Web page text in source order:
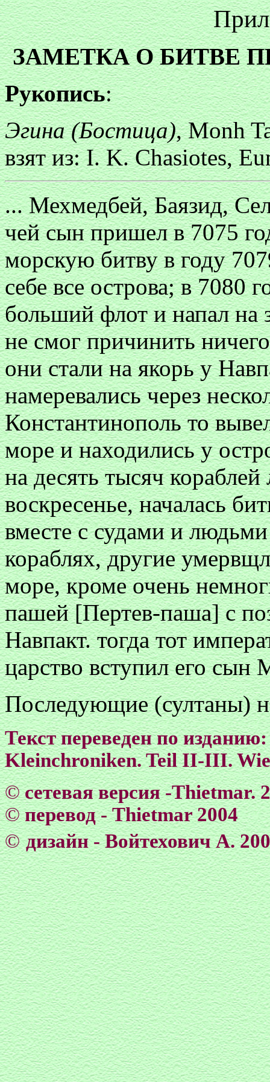
ЗАМЕТКА О БИТВЕ
Рукопись:
Эгина (Бостица),Monh
взят из: I. K. Chasiotes,
... Мехмедбей, Баязид,
чей сын пришел в 7075
морскую битву в году
себе все острова; в 7080
больший флот и напал на
не смог причинить
они стали на якорь у
намеревались через
Константинополь то
море и находились у
на десять тысяч
воскресенье, началась
вместе с судами и
кораблях, другие
море, кроме очень
пашей [Пертев-паша] с
Навпакт. тогда тот
царство вступил его сын
Последующие (султаны)
Текст переведен по изданию:
Kleinchroniken. Teil II-III.
©сетевая версия -Тhietmar.
©перевод - Thietmar 2004
© дизайн - Войтехович А.